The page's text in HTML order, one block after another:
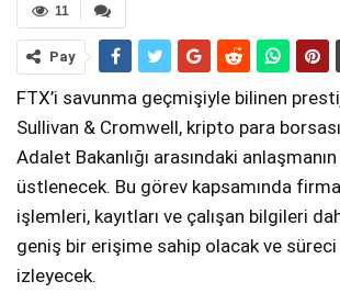
11
Pay
FTX’i savunma geçmişiyle bilinen
Sullivan & Cromwell, kripto para
Adalet Bakanlığı arasındaki
üstlenecek. Bu görev kapsamında
işlemleri, kayıtları ve çalışan bilgileri
geniş bir erişime sahip olacak ve süreci
izleyecek.